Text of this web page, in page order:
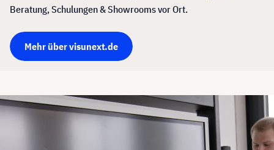
Beratung, Schulungen & Showrooms vor Ort.
Mehr über visunext.de